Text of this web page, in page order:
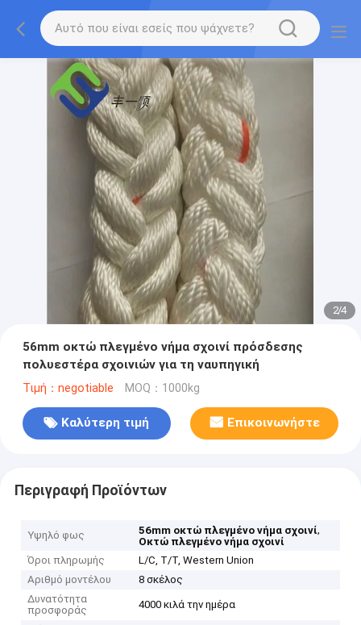
2/4
56mm οκτώ πλεγμένο νήμα σχοινί πρόσδεσης
πολυεστέρα σχοινιών για τη ναυπηγική
Τιμή：negotiable MOQ：1000kg
Καλύτερη τιμή Επικοινωνήστε
Περιγραφή Προϊόντων
Υψηλό φως 56mm οκτώ πλεγμένο νήμα σχοινί,
Οκτώ πλεγμένο νήμα σχοινί
Όροι πληρωμής
L/C, T/T, Western Union
Αριθμό μοντέλου
8 σκέλος
Δυνατότητα
προσφοράς
4000 κιλά την ημέρα